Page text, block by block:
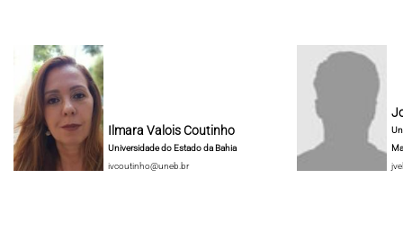
Ilmara Valois Coutinho
Universidade do Estado da Bahia
ivcoutinho@uneb.br